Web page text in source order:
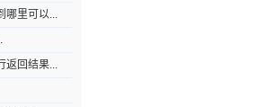
里可以...
回结果...